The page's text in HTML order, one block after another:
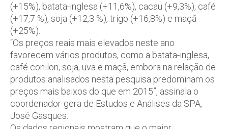
(+15%), batata-inglesa (+11,6%), cacau (+9,3%), café
(+17,7 %), soja (+12,3 %), trigo (+16,8%) e maçã
(+25%).
“Os preços reais mais elevados neste ano
favorecem vários produtos, como a batata-inglesa,
café conilon, soja, uva e maçã, embora na relação de
produtos analisados nesta pesquisa predominam os
preços mais baixos do que em 2015”, assinala o
coordenador-gera de Estudos e Análises da SPA,
José Gasques.